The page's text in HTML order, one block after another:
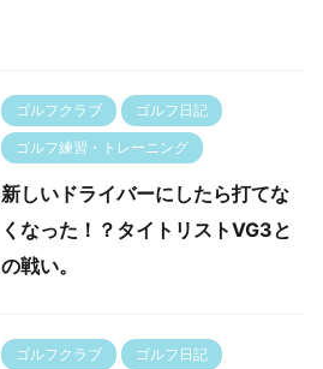
ゴルフクラブ ゴルフ日記
ゴルフ練習・トレーニング
新しいドライバーにしたら打てな
くなった！？タイトリストVG3と
の戦い。
ゴルフクラブ ゴルフ日記